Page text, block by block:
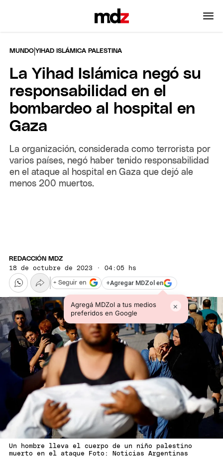
MUNDO |YIHAD ISLÁMICA PALESTINA
La Yihad Islámica negó su
responsabilidad en el
bombardeo al hospital en
Gaza
La organización, considerada como terrorista por
varios países, negó haber tenido responsabilidad
en el ataque al hospital en Gaza que dejó ale
menos 200 muertos.
REDACCIÓN MDZ
18 de octubre de 2023 · 04:05 hs
+Agregar MDZol en
Agregá MDZol a tus medios
preferidos en Google
×
+ Seguir en
Un hombre lleva el cuerpo de un niño palestino
muerto en el ataque Foto: Noticias Argentinas